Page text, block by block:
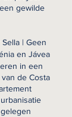
gewilde
| Geen
en Jávea
in een
de Costa